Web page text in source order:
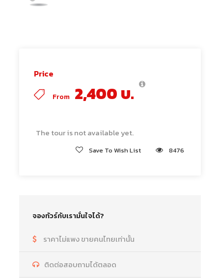
Price
From 2,400 บ.
The tour is not available yet.
Save To Wish List 8476
จองทัวร์กับเรามั่นใจได้?
ราคาไม่แพง ขายคนไทยเท่านั้น
ติดต่อสอบถามได้ตลอด